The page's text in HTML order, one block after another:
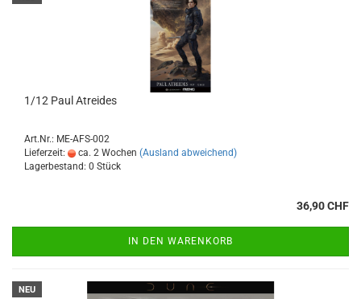
1/12 Paul Atreides
Art.Nr.: ME-AFS-002
Lieferzeit:
ca. 2 Wochen (Ausland abweichend)
Lagerbestand: 0 Stück
36,90 CHF
IN DEN WARENKORB
NEU